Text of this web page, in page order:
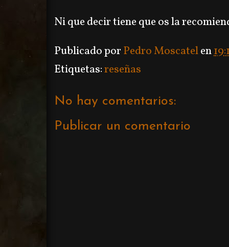
Ni que decir tiene que os la
Publicado porPedro Moscatelen
Etiquetas:reseñas
No hay comentarios:
Publicar un comentario